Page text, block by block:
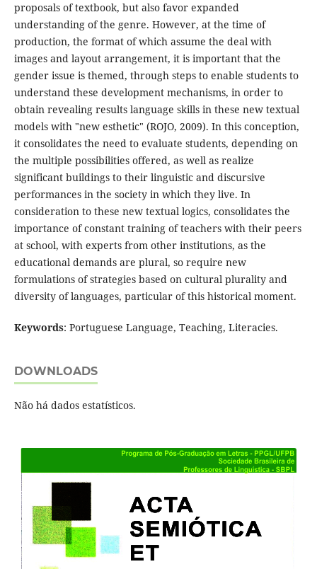
proposals of textbook, but also favor expanded
understanding of the genre. However, at the time of
production, the format of which assume the deal with
images and layout arrangement, it is important that the
gender issue is themed, through steps to enable students to
understand these development mechanisms, in order to
obtain revealing results language skills in these new textual
models with "new esthetic" (ROJO, 2009). In this conception,
it consolidates the need to evaluate students, depending on
the multiple possibilities offered, as well as realize
significant buildings to their linguistic and discursive
performances in the society in which they live. In
consideration to these new textual logics, consolidates the
importance of constant training of teachers with their peers
at school, with experts from other institutions, as the
educational demands are plural, so require new
formulations of strategies based on cultural plurality and
diversity of languages, particular of this historical moment.
Keywords: Portuguese Language, Teaching, Literacies.
DOWNLOADS
Não há dados estatísticos.